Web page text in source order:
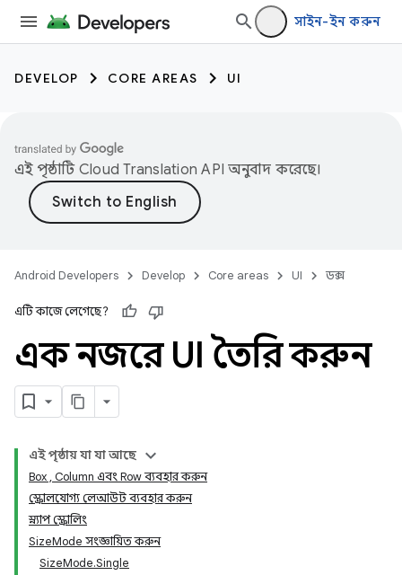
সাইন-ইন করুন
DEVELOP CORE AREAS UI
এই পৃষ্ঠাটি Cloud Translation API অনুবাদ করেছে।
Android Developers Develop Core areas UI ডক্স
এটি কাজে লেগেছে?
এক নজরে UI তৈরি করুন
এই পৃষ্ঠায় যা যা আছে
Box , Column এবং Row ব্যবহার করুন
স্ক্রোলযোগ্য লেআউট ব্যবহার করুন
স্ন্যাপ স্ক্রোলিং
SizeMode সংজ্ঞায়িত করুন
SizeMode.Single